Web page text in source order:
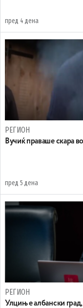
пред 4 дена
РЕГИОН
Вучиќ праваше скара
пред 5 дена
РЕГИОН
Улцињ е албански